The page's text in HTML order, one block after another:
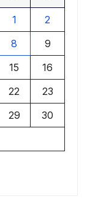
1
2
8
9
15
16
22
23
29
30